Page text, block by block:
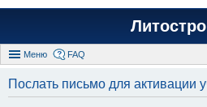
Меню FAQ
Послать письмо для активации